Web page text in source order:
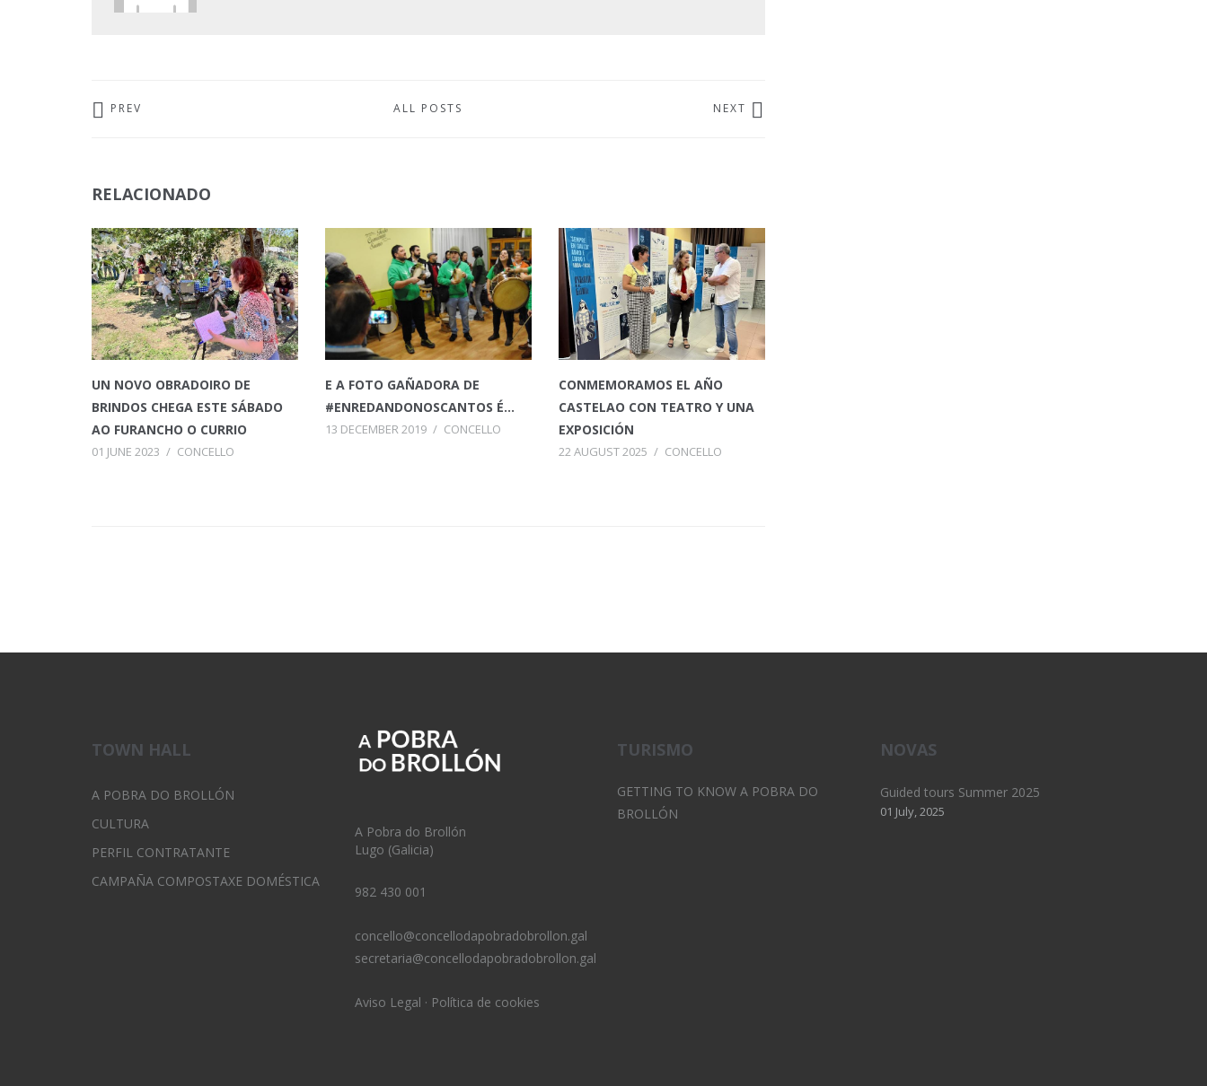
PREV ALL POSTS NEXT
RELACIONADO
UN NOVO OBRADOIRO DE
BRINDOS CHEGA ESTE SÁBADO
AO FURANCHO O CURRIO
01 JUNE 2023 / CONCELLO
E A FOTO GAÑADORA DE
#ENREDANDONOSCANTOS É...
13 DECEMBER 2019 / CONCELLO
CONMEMORAMOS EL AÑO
CASTELAO CON TEATRO Y UNA
EXPOSICIÓN
22 AUGUST 2025 / CONCELLO
TOWN HALL
A POBRA DO BROLLÓN
CULTURA
PERFIL CONTRATANTE
CAMPAÑA COMPOSTAXE DOMÉSTICA
A Pobra do Brollón
Lugo (Galicia)
982 430 001
concello@concellodapobradobrollon.gal
secretaria@concellodapobradobrollon.gal
Aviso Legal · Política de cookies
TURISMO
GETTING TO KNOW A POBRA DO
BROLLÓN
NOVAS
Guided tours Summer 2025
01 July, 2025